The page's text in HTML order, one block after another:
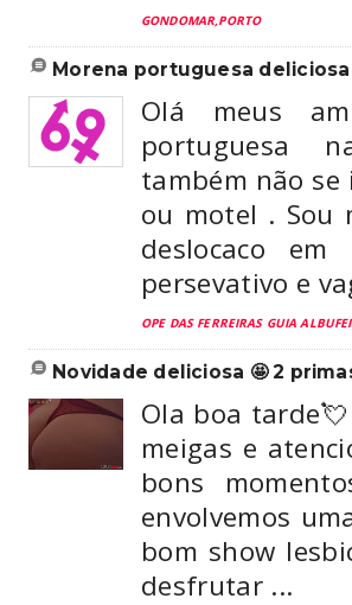
GONDOMAR,PORTO
morena portuguesa deliciosa
Olá meus
portuguesa
também não
ou motel . Sou
deslocaco
persevativo e
OPE DAS FERREIRAS GUIA
novidade deliciosa 🤩 2
Ola boa
meigas e
bons
envolvemos
bom show
desfrutar ...